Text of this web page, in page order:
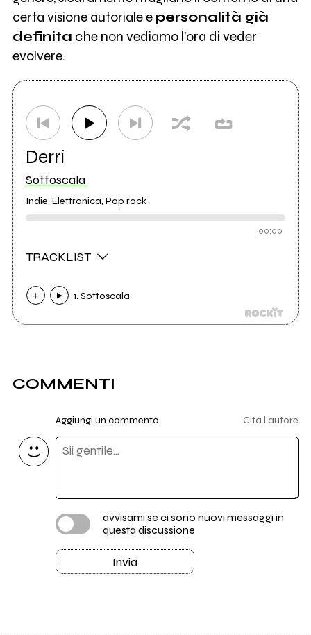
certa visione autoriale e personalità già
definita che non vediamo l’ora di veder
evolvere.
Derri
Sottoscala
Indie, Elettronica, Pop rock
00:00
TRACKLIST
1. Sottoscala
COMMENTI
Aggiungi un commento Cita l'autore
avvisami se ci sono nuovi messaggi in
questa discussione
Invia